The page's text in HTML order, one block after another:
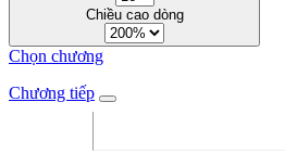
Chiều cao dòng
Chọn chương
Chương tiếp